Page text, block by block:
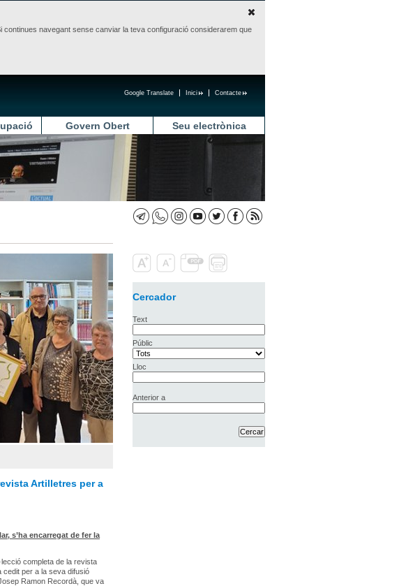
navegant sense canviar la teva configuració considerarem que
Contacte
Inici
Google Translate
Govern Obert Seu electrònica
Artilletres per a
s’ha encarregat de fer la
completa de la revista
cedit per a la seva difusió
Ramon Recordà, que va
Cercador
Text
Públic
Lloc
Anterior a